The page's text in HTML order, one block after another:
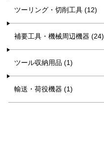
ツーリング・切削工具 (12)
補要工具・機械周辺機器 (24)
ツール収納用品 (1)
輸送・荷役機器 (1)